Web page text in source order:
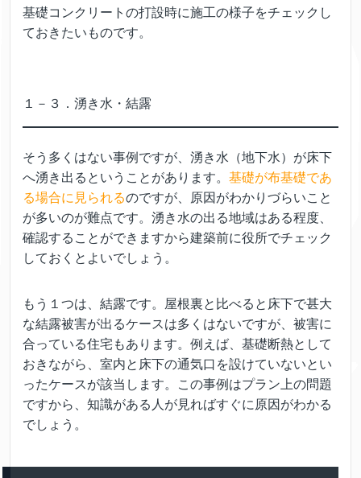
基礎コンクリートの打設時に施工の様子をチェックし
ておきたいものです。
１－３．湧き水・結露
そう多くはない事例ですが、湧き水（地下水）が床下
へ湧き出るということがあります。 基礎が布基礎であ
る場合に見られるのですが、原因がわかりづらいこと
が多いのが難点です。湧き水の出る地域はある程度、
確認することができますから建築前に役所でチェック
しておくとよいでしょう。
もう１つは、結露です。屋根裏と比べると床下で甚大
な結露被害が出るケースは多くはないですが、被害に
合っている住宅もあります。例えば、基礎断熱として
おきながら、室内と床下の通気口を設けていないとい
ったケースが該当します。この事例はプラン上の問題
ですから、知識がある人が見ればすぐに原因がわかる
でしょう。